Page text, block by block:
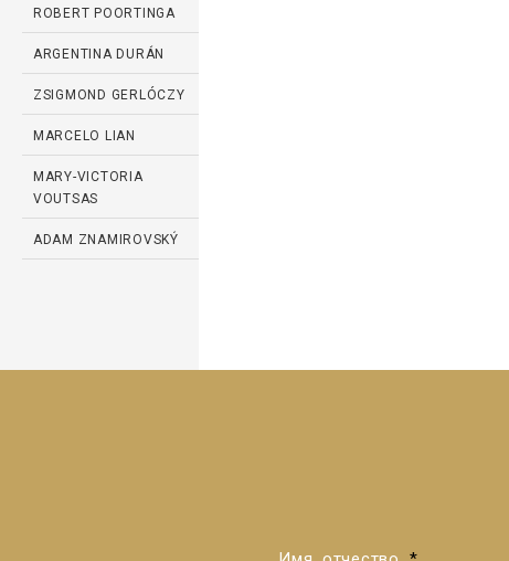
ROBERT POORTINGA
ARGENTINA DURÁN
ZSIGMOND GERLÓCZY
MARCELO LIAN
MARY-VICTORIA
VOUTSAS
ADAM ZNAMIROVSKÝ